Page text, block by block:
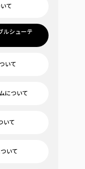
て
ルシューテ
いて
について
いて
いて